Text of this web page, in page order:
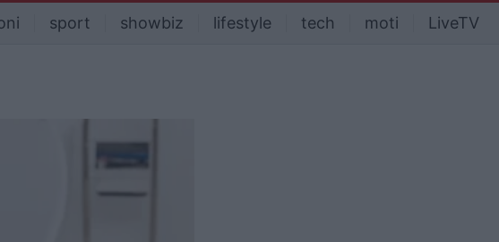
sport showbiz lifestyle tech moti LiveTV